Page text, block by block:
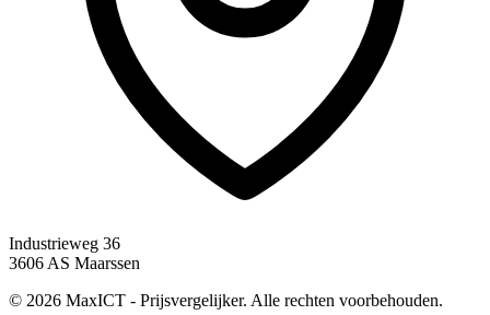
Industrieweg 36
3606 AS Maarssen
© 2026 MaxICT - Prijsvergelijker. Alle rechten voorbehouden.